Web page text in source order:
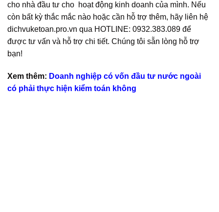
cho nhà đầu tư cho hoạt động kinh doanh của mình. Nếu
còn bất kỳ thắc mắc nào hoặc cần hỗ trợ thêm, hãy liên hệ
dichvuketoan.pro.vn qua HOTLINE: 0932.383.089 để
được tư vấn và hỗ trợ chi tiết. Chúng tôi sẵn lòng hỗ trợ
bạn!
Xem thêm: Doanh nghiệp có vốn đầu tư nước ngoài
có phải thực hiện kiểm toán không